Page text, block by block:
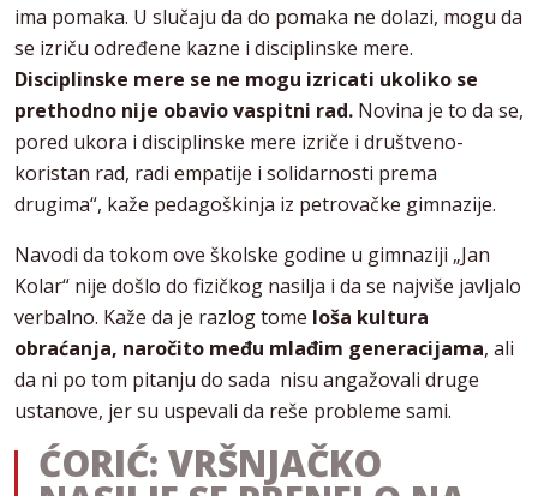
ima pomaka. U slučaju da do pomaka ne dolazi, mogu da
se izriču određene kazne i disciplinske mere.
Disciplinske mere se ne mogu izricati ukoliko se
prethodno nije obavio vaspitni rad. Novina je to da se,
pored ukora i disciplinske mere izriče i društveno-
koristan rad, radi empatije i solidarnosti prema
drugima“, kaže pedagoškinja iz petrovačke gimnazije.
Navodi da tokom ove školske godine u gimnaziji „Jan
Kolar“ nije došlo do fizičkog nasilja i da se najviše javljalo
verbalno. Kaže da je razlog tome loša kultura
obraćanja, naročito među mlađim generacijama, ali
da ni po tom pitanju do sada nisu angažovali druge
ustanove, jer su uspevali da reše probleme sami.
ĆORIĆ: VRŠNJAČKO